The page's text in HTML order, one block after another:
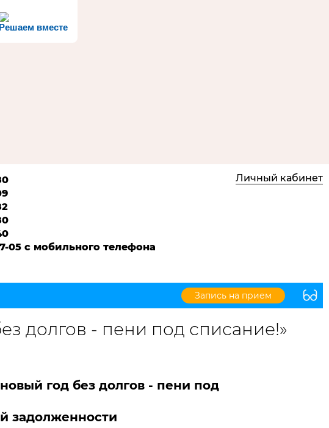
Решаем вместе
05 с мобильного телефона
Личный кабинет
Запись на прием
долгов - пени под списание!»
год без долгов - пени под
задолженности